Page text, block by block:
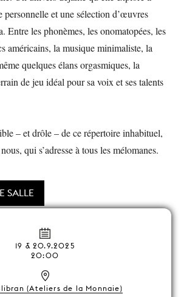
personnelle et une sélection d’œuvres
Entre les phonèmes, les onomatopées, les
américains, la musique minimaliste, la
quelques élans orgasmiques, la
de jeu idéal pour sa voix et ses talents
– et drôle – de ce répertoire inhabituel,
qui s’adresse à tous les mélomanes.
SALLE
19 & 20.9.2025
20:00
(Ateliers de la Monnaie)